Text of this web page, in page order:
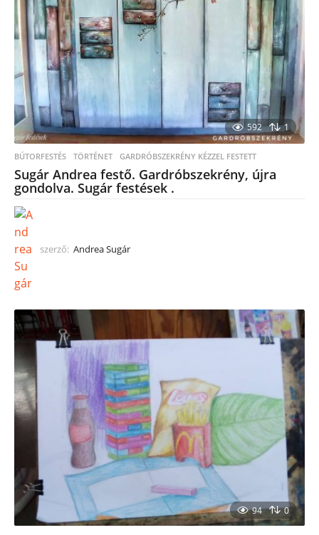
592 1
BÚTORFESTÉS TÖRTÉNET ,GARDRÓBSZEKRÉNY KÉZZEL FESTETT
Sugár Andrea festő. Gardróbszekrény, újra
gondolva. Sugár festések .
szerző: Andrea Sugár
94 0